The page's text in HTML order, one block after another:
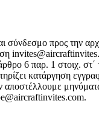
σύνδεσμο προς την
6 παρ. 1 στοιχ.
κατάργηση
αποστέλλουμε